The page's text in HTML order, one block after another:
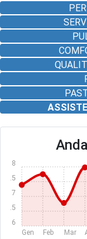
Gen Feb Mar
6
6.5
7
7.5
8